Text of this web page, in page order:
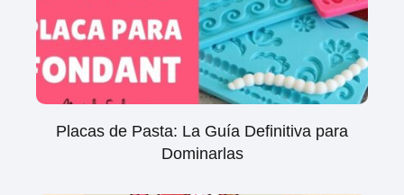
Placas de Pasta: La Guía Definitiva para
Dominarlas